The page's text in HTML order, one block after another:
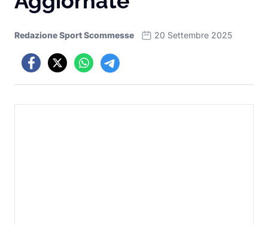
Redazione Sport Scommesse 20 Settembre 2025